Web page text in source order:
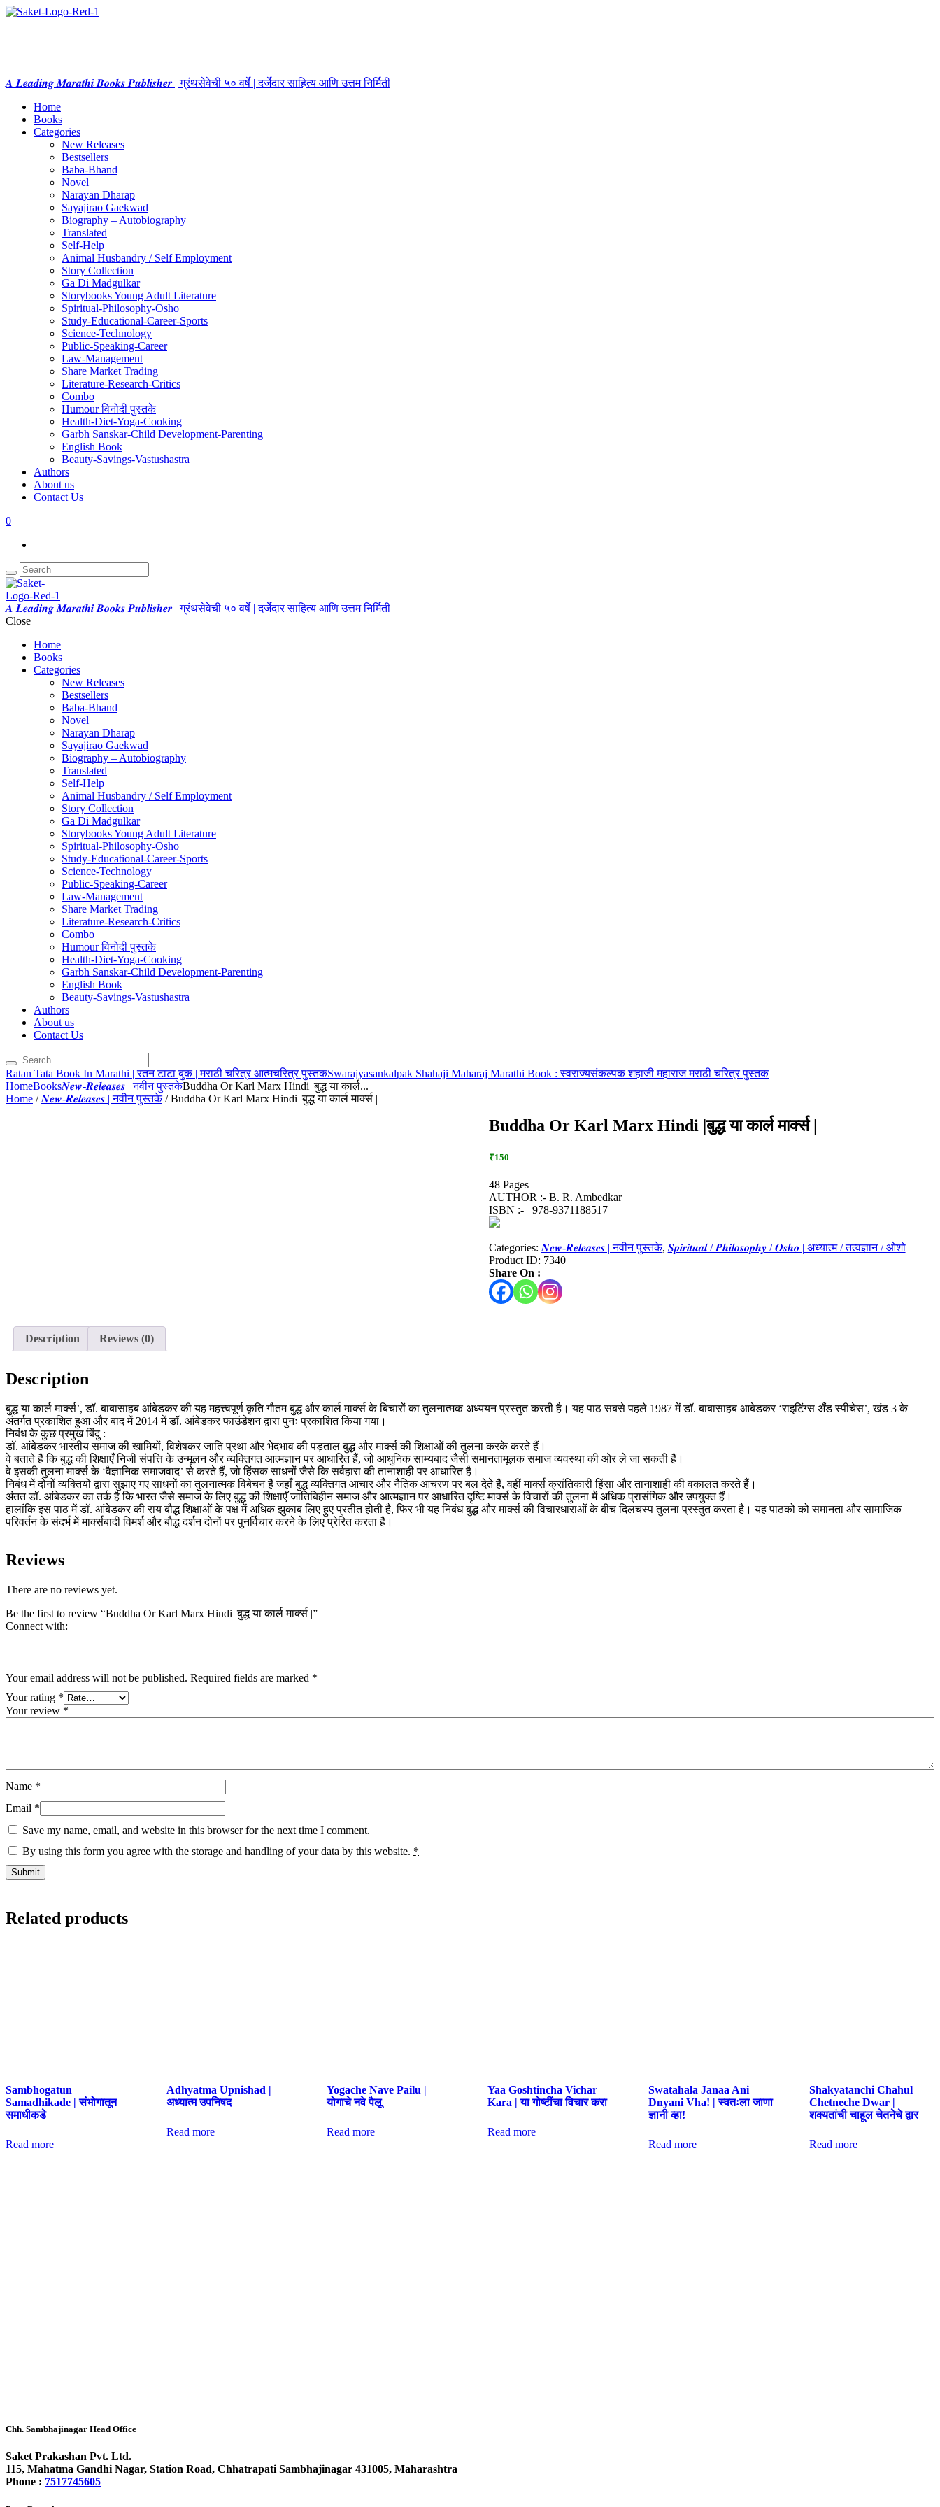
𝑨 𝑳𝒆𝒂𝒅𝒊𝒏𝒈 𝑴𝒂𝒓𝒂𝒕𝒉𝒊 𝑩𝒐𝒐𝒌𝒔 𝑷𝒖𝒃𝒍𝒊𝒔𝒉𝒆𝒓 | ग्रंथसेवेची ५० वर्षे | दर्जेदार साहित्य आणि उत्तम निर्मिती
Home
Books
Categories
New Releases
Bestsellers
Baba-Bhand
Novel
Narayan Dharap
Sayajirao Gaekwad
Biography – Autobiography
Translated
Self-Help
Animal Husbandry / Self Employment
Story Collection
Ga Di Madgulkar
Storybooks Young Adult Literature
Spiritual-Philosophy-Osho
Study-Educational-Career-Sports
Science-Technology
Public-Speaking-Career
Law-Management
Share Market Trading
Literature-Research-Critics
Combo
Humour विनोदी पुस्तके
Health-Diet-Yoga-Cooking
Garbh Sanskar-Child Development-Parenting
English Book
Beauty-Savings-Vastushastra
Authors
About us
Contact Us
0
𝑨 𝑳𝒆𝒂𝒅𝒊𝒏𝒈 𝑴𝒂𝒓𝒂𝒕𝒉𝒊 𝑩𝒐𝒐𝒌𝒔 𝑷𝒖𝒃𝒍𝒊𝒔𝒉𝒆𝒓 | ग्रंथसेवेची ५० वर्षे | दर्जेदार साहित्य आणि उत्तम निर्मिती
Close
Home
Books
Categories
New Releases
Bestsellers
Baba-Bhand
Novel
Narayan Dharap
Sayajirao Gaekwad
Biography – Autobiography
Translated
Self-Help
Animal Husbandry / Self Employment
Story Collection
Ga Di Madgulkar
Storybooks Young Adult Literature
Spiritual-Philosophy-Osho
Study-Educational-Career-Sports
Science-Technology
Public-Speaking-Career
Law-Management
Share Market Trading
Literature-Research-Critics
Combo
Humour विनोदी पुस्तके
Health-Diet-Yoga-Cooking
Garbh Sanskar-Child Development-Parenting
English Book
Beauty-Savings-Vastushastra
Authors
About us
Contact Us
Ratan Tata Book In Marathi | रतन टाटा बुक | मराठी चरित्र आत्मचरित्र पुस्तकSwarajyasankalpak Shahaji Maharaj Marathi Book : स्वराज्यसंकल्पक शहाजी महाराज मराठी चरित्र पुस्तक
HomeBooks𝑵𝒆𝒘-𝑹𝒆𝒍𝒆𝒂𝒔𝒆𝒔 | नवीन पुस्तकेBuddha Or Karl Marx Hindi |बुद्ध या कार्ल...
Home /𝑵𝒆𝒘-𝑹𝒆𝒍𝒆𝒂𝒔𝒆𝒔 | नवीन पुस्तके/ Buddha Or Karl Marx Hindi |बुद्ध या कार्ल मार्क्स |
Buddha Or Karl Marx Hindi |बुद्ध या कार्ल मार्क्स |
₹150
48 Pages
AUTHOR :- B. R. Ambedkar
ISBN :- ‎ ‎ 978-9371188517
Categories: 𝑵𝒆𝒘-𝑹𝒆𝒍𝒆𝒂𝒔𝒆𝒔 | नवीन पुस्तके, 𝑺𝒑𝒊𝒓𝒊𝒕𝒖𝒂𝒍 / 𝑷𝒉𝒊𝒍𝒐𝒔𝒐𝒑𝒉𝒚 / 𝑶𝒔𝒉𝒐 | अध्यात्म / तत्वज्ञान / ओशो
Product ID: 7340
Share On :
Description Reviews (0)
Description
बुद्ध या कार्ल मार्क्स’, डॉ. बाबासाहब आंबेडकर की यह महत्त्वपूर्ण कृति गौतम बुद्ध और कार्ल मार्क्स के बिचारों का तुलनात्मक अध्ययन प्रस्तुत करती है। यह पाठ सबसे पहले 1987 में डॉ. बाबासाहब आबेडकर ‘राइटिंग्स अँड स्पीचेस’, खंड 3 के
अंतर्गत प्रकाशित हुआ और बाद में 2014 में डॉ. आंबेडकर फाउंडेशन द्वारा पुनः प्रकाशित किया गया।
निबंध के कुछ प्रमुख बिंदु :
डॉ. आंबेडकर भारतीय समाज की खामियों, विशेषकर जाति प्रथा और भेदभाव की पड़ताल बुद्ध और मार्क्स की शिक्षाओं की तुलना करके करते हैं।
वे बताते हैं कि बुद्ध की शिक्षाएँ निजी संपत्ति के उन्मूलन और व्यक्तिगत आत्मज्ञान पर आधारित हैं, जो आधुनिक साम्यबाद जैसी समानतामूलक समाज व्यवस्था की ओर ले जा सकती हैं।
वे इसकी तुलना मार्क्स के ‘वैज्ञानिक समाजवाद’ से करते हैं, जो हिंसक साधनों जैसे कि सर्वहारा की तानाशाही पर आधारित है।
निबंध में दोनों व्यक्तियों द्वारा सुझाए गए साधनों का तुलनात्मक विबेचन है जहाँ बुद्ध व्यक्तिगत आचार और नैतिक आचरण पर बल देते हैं, वहीं मार्क्स क्रांतिकारी हिंसा और तानाशाही की वकालत करते हैं।
अंतत डॉ. आंबेडकर का तर्क है कि भारत जैसे समाज के लिए बुद्ध की शिक्षाएँ जातिबिहीन समाज और आत्मज्ञान पर आधारित दृष्टि मार्क्स के विचारों की तुलना में अधिक प्रासंगिक और उपयुक्त हैं।
हालांकि इस पाठ में डॉ. आंबेडकर की राय बौद्ध शिक्षाओं के पक्ष में अधिक झुकाब लिए हुए प्रतीत होती है, फिर भी यह निबंध बुद्ध और मार्क्स की विचारधाराओं के बीच दिलचस्प तुलना प्रस्तुत करता है। यह पाठको को समानता और सामाजिक
परिवर्तन के संदर्भ में मार्क्सबादी विमर्श और बौद्ध दर्शन दोनों पर पुनर्विचार करने के लिए प्रेरित करता है।
Reviews
There are no reviews yet.
Be the first to review “Buddha Or Karl Marx Hindi |बुद्ध या कार्ल मार्क्स |”
Connect with:
Your email address will not be published. Required fields are marked *
Your rating *
Your review *
Name *
Email *
Save my name, email, and website in this browser for the next time I comment.
By using this form you agree with the storage and handling of your data by this website. *
Related products
Sambhogatun
Samadhikade | संभोगातून
समाधीकडे
Read more
Adhyatma Upnishad |
अध्यात्म उपनिषद
Read more
Yogache Nave Pailu |
योगाचे नवे पैलू
Read more
Yaa Goshtincha Vichar
Kara | या गोष्टींचा विचार करा
Read more
Swatahala Janaa Ani
Dnyani Vha! | स्वतःला जाणा
ज्ञानी व्हा!
Read more
Shakyatanchi Chahul
Chetneche Dwar |
शक्यतांची चाहूल चेतनेचे द्वार
Read more
Chh. Sambhajinagar Head Office
Saket Prakashan Pvt. Ltd.
115, Mahatma Gandhi Nagar, Station Road, Chhatrapati Sambhajinagar 431005, Maharashtra
Phone : 7517745605